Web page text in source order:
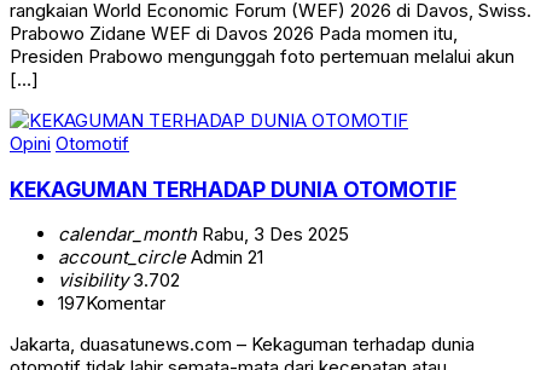
rangkaian World Economic Forum (WEF) 2026 di Davos, Swiss.
Prabowo Zidane WEF di Davos 2026 Pada momen itu,
Presiden Prabowo mengunggah foto pertemuan melalui akun
[…]
Opini Otomotif
KEKAGUMAN TERHADAP DUNIA OTOMOTIF
calendar_monthRabu, 3 Des 2025
account_circleAdmin 21
visibility3.702
197Komentar
Jakarta, duasatunews.com – Kekaguman terhadap dunia